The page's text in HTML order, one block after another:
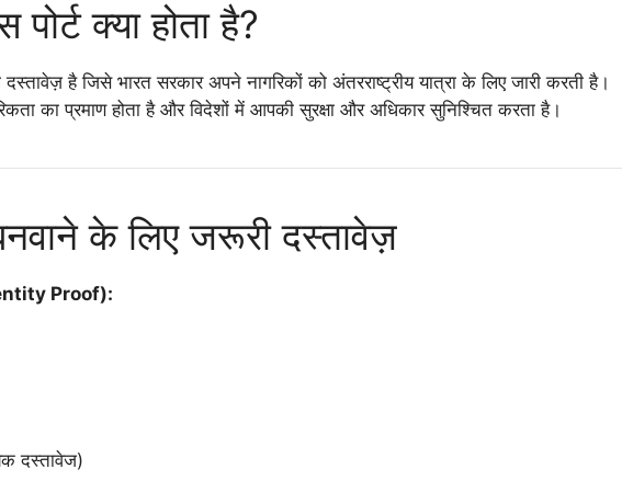
क्या होता है?
दस्तावेज़ है जिसे भारत सरकार अपने नागरिकों को अंतरराष्ट्रीय यात्रा के लिए जारी करती है।
का प्रमाण होता है और विदेशों में आपकी सुरक्षा और अधिकार सुनिश्चित करता है।
के लिए जरूरी दस्तावेज़
Proof):
दस्तावेज)